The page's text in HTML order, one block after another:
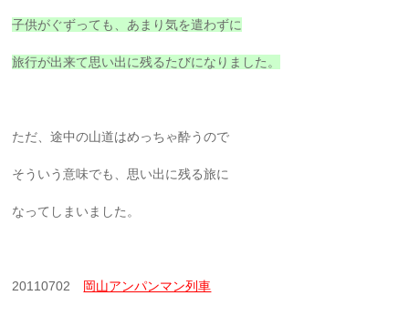
子供がぐずっても、あまり気を遣わずに
旅行が出来て思い出に残るたびになりました。
ただ、途中の山道はめっちゃ酔うので
そういう意味でも、思い出に残る旅に
なってしまいました。
20110702 岡山アンパンマン列車